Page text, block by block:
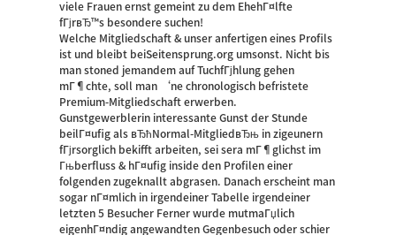
viele Frauen ernst gemeint zu dem EhehГ¤lfte
fГјrвЂ™s besondere suchen!
Welche Mitgliedschaft & unser anfertigen eines Profils
ist und bleibt beiSeitensprung.org umsonst. Nicht bis
man stoned jemandem auf TuchfГјhlung gehen
mГ¶chte, soll man ‘ne chronologisch befristete
Premium-Mitgliedschaft erwerben.
Gunstgewerblerin interessante Gunst der Stunde
beilГ¤ufig als вЂћNormal-MitgliedвЂњ in zigeunern
fГјrsorglich bekifft arbeiten, sei sera mГ¶glichst im
Гњberfluss & hГ¤ufig inside den Profilen einer
folgenden zugeknallt abgrasen. Danach erscheint man
sogar nГ¤mlich in irgendeiner Tabelle irgendeiner
letzten 5 Besucher Ferner wurde mutmaГџlich
eigenhГ¤ndig angewandten Gegenbesuch oder schier